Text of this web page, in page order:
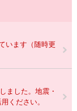
います（随時更
ました。地震・
ください。